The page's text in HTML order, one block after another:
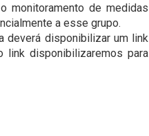
monitoramento de medidas
a esse grupo.
deverá disponibilizar um link
link disponibilizaremos para